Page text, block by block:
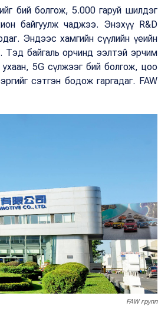
бий болгож, 5.000 гаруй шилдэг
байгуулж чаджээ. Энэхүү R&D
Эндээс хамгийн сүүлийн үеийн
Тэд байгаль орчинд ээлтэй эрчим
5G сүлжээг бий болгож, цоо
сэтгэн бодож гаргадаг. FAW
FAW групп